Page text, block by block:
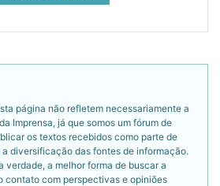
página não refletem necessariamente a
Imprensa, já que somos um fórum de
os textos recebidos como parte de
diversificação das fontes de informação.
verdade, a melhor forma de buscar a
contato com perspectivas e opiniões